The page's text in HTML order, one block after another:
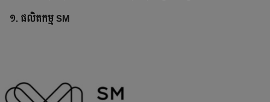
១. ផលិតកម្ម SM